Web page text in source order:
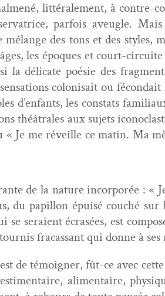
lit­térale­ment, à con­tre-
par­fois aveu­gle.
des tons et des styles,
les épo­ques et court-
la déli­cate poésie des
coloni­sait ou fécondait
d’enfants, les con­stats
théâ­trales aux sujets
« Je me réveille ce matin. Ma
de la nature incor­porée : «
du papil­lon épuisé couché
se seraient écrasées, est
fra­cas­sant qui donne à
de témoign­er, fût-ce avec
ali­men­taire,